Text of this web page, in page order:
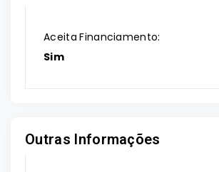
Aceita Financiamento:
Sim
Outras Informações